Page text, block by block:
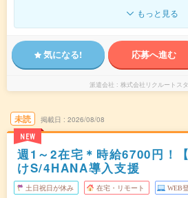
もっと見る
気になる! 応募へ進む
派遣会社 株式会社リクルートス
未読
NEW
掲載日 2026/08/08
週1～2在宅＊時給6700円！
けS/4HANA導入支援
土日祝日が休み 在宅・リモート WEB